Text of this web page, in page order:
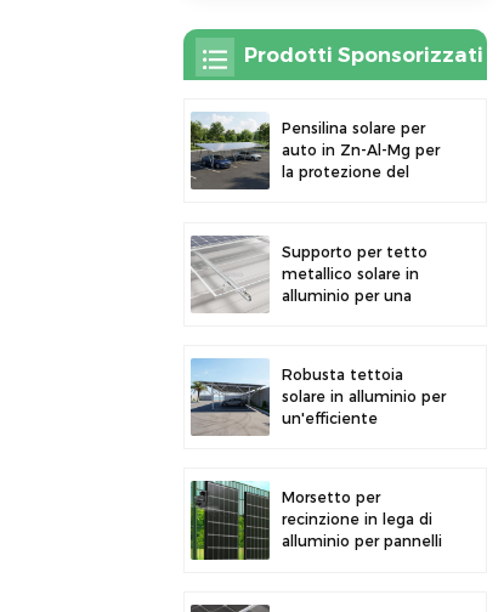
Prodotti Sponsorizzati
Pensilina solare per
auto in Zn-Al-Mg per
la protezione del
Supporto per tetto
metallico solare in
alluminio per una
Robusta tettoia
solare in alluminio per
un'efficiente
Morsetto per
recinzione in lega di
alluminio per pannelli